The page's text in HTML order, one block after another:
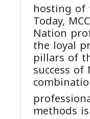
hosting of
Today,
Nation
the loyal
pillars of
success of
methods